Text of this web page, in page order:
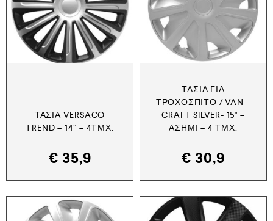
ΤΆΣΙΑ VERSACO
TREND – 14” – 4ΤΜΧ.
€ 35,9
ΤΆΣΙΑ ΓΙΑ
ΤΡΟΧΌΣΠΙΤΟ / VAN –
CRAFT SILVER- 15" –
ΑΣΗΜΊ – 4 ΤΜΧ.
€ 30,9